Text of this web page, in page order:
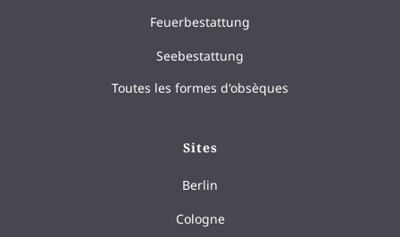
Feuerbestattung
Seebestattung
Toutes les formes d'obsèques
Sites
Berlin
Cologne